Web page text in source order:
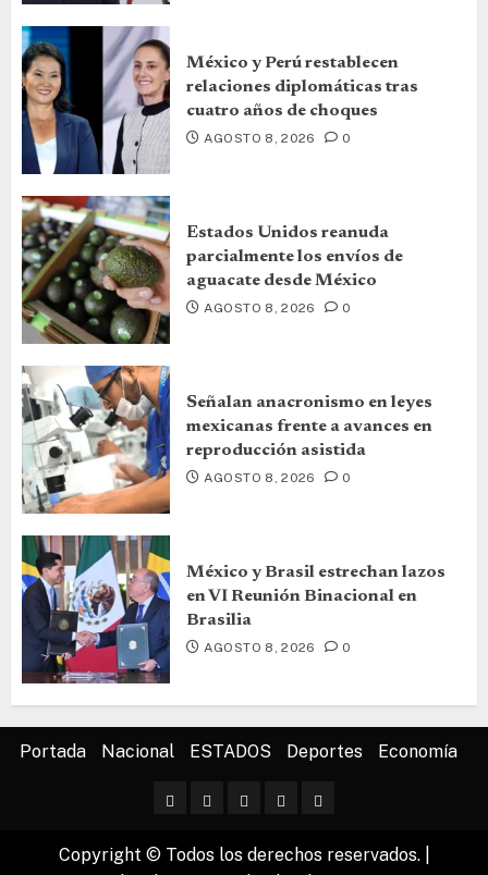
México y Perú restablecen
relaciones diplomáticas tras
cuatro años de choques
AGOSTO 8, 2026 0
Estados Unidos reanuda
parcialmente los envíos de
aguacate desde México
AGOSTO 8, 2026 0
Señalan anacronismo en leyes
mexicanas frente a avances en
reproducción asistida
AGOSTO 8, 2026 0
México y Brasil estrechan lazos
en VI Reunión Binacional en
Brasilia
AGOSTO 8, 2026 0
Portada Nacional ESTADOS Deportes Economía
Copyright © Todos los derechos reservados.